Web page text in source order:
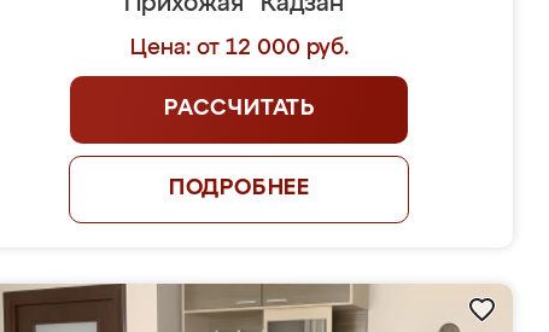
Цена: от 12 000 руб.
РАССЧИТАТЬ
ПОДРОБНЕЕ